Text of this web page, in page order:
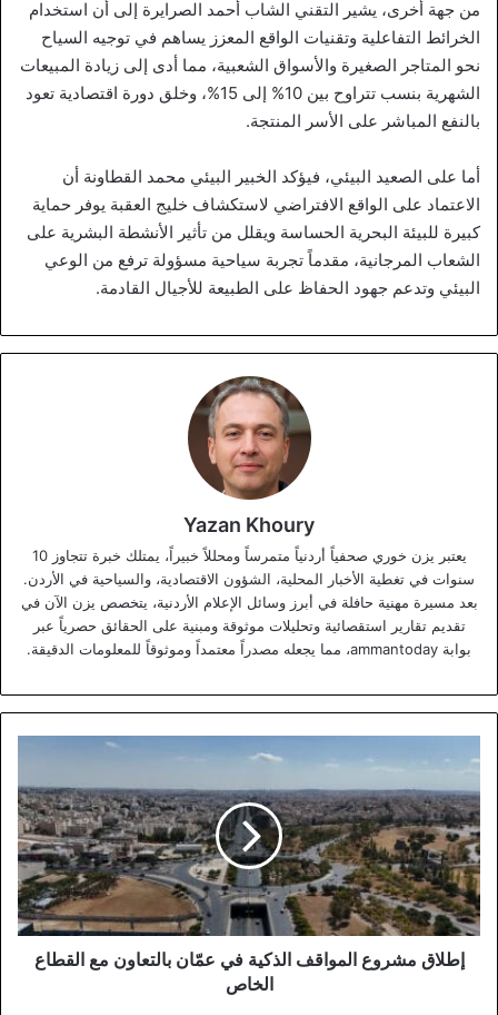
من جهة أخرى، يشير التقني الشاب أحمد الصرايرة إلى أن استخدام
الخرائط التفاعلية وتقنيات الواقع المعزز يساهم في توجيه السياح
نحو المتاجر الصغيرة والأسواق الشعبية، مما أدى إلى زيادة المبيعات
الشهرية بنسب تتراوح بين 10% إلى 15%، وخلق دورة اقتصادية تعود
بالنفع المباشر على الأسر المنتجة.
أما على الصعيد البيئي، فيؤكد الخبير البيئي محمد القطاونة أن
الاعتماد على الواقع الافتراضي لاستكشاف خليج العقبة يوفر حماية
كبيرة للبيئة البحرية الحساسة ويقلل من تأثير الأنشطة البشرية على
الشعاب المرجانية، مقدماً تجربة سياحية مسؤولة ترفع من الوعي
البيئي وتدعم جهود الحفاظ على الطبيعة للأجيال القادمة.
Yazan Khoury
يعتبر يزن خوري صحفياً أردنياً متمرساً ومحللاً خبيراً، يمتلك خبرة تتجاوز 10
سنوات في تغطية الأخبار المحلية، الشؤون الاقتصادية، والسياحية في الأردن.
بعد مسيرة مهنية حافلة في أبرز وسائل الإعلام الأردنية، يتخصص يزن الآن في
تقديم تقارير استقصائية وتحليلات موثوقة ومبنية على الحقائق حصرياً عبر
بوابة ammantoday، مما يجعله مصدراً معتمداً وموثوقاً للمعلومات الدقيقة.
مشروع
المواقف
الذكية
في
عمّان
بالتعاون
مع
القطاع
الخاص
إطلاق مشروع المواقف الذكية في عمّان بالتعاون مع القطاع
الخاص